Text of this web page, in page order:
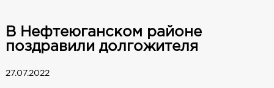
В Нефтеюганском районе
поздравили долгожителя
27.07.2022